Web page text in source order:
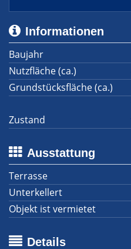
Informationen
Baujahr
Nutzfläche (ca.)
Grundstücksfläche (ca.)
Zustand
Ausstattung
Terrasse
Unterkellert
Objekt ist vermietet
Details